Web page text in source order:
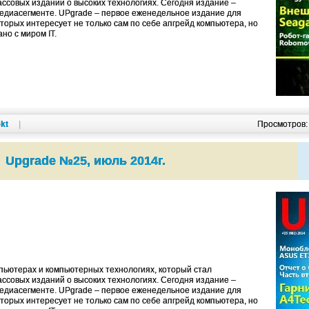
изданий о высоких технологиях. Cегодня издание –
UPgrade – первое еженедельное издание для
интересует не только сам по себе апгрейд компьютера, но
с миром IT.
Просмотров:
Upgrade №25, июль 2014г.
и компьютерных технологиях, который стал
изданий о высоких технологиях. Cегодня издание –
UPgrade – первое еженедельное издание для
интересует не только сам по себе апгрейд компьютера, но